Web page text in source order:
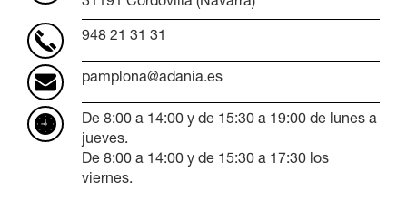
948 21 31 31
pamplona@adania.es
De 8:00 a 14:00 y de 15:30 a 19:00 de lunes a
jueves.
De 8:00 a 14:00 y de 15:30 a 17:30 los
viernes.